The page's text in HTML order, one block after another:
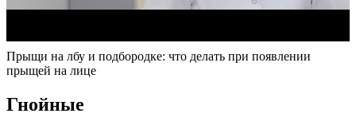
Прыщи на лбу и подбородке: что делать при появлении
прыщей на лице
Гнойные